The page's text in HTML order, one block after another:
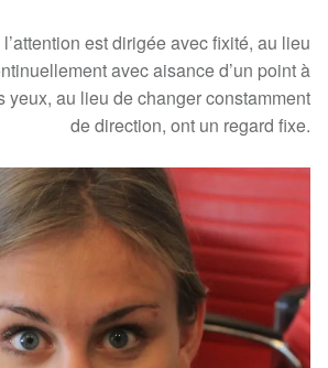
est dirigée avec fixité, au lieu
avec aisance d’un point à
yeux, au lieu de changer constamment
de direction, ont un regard fixe.